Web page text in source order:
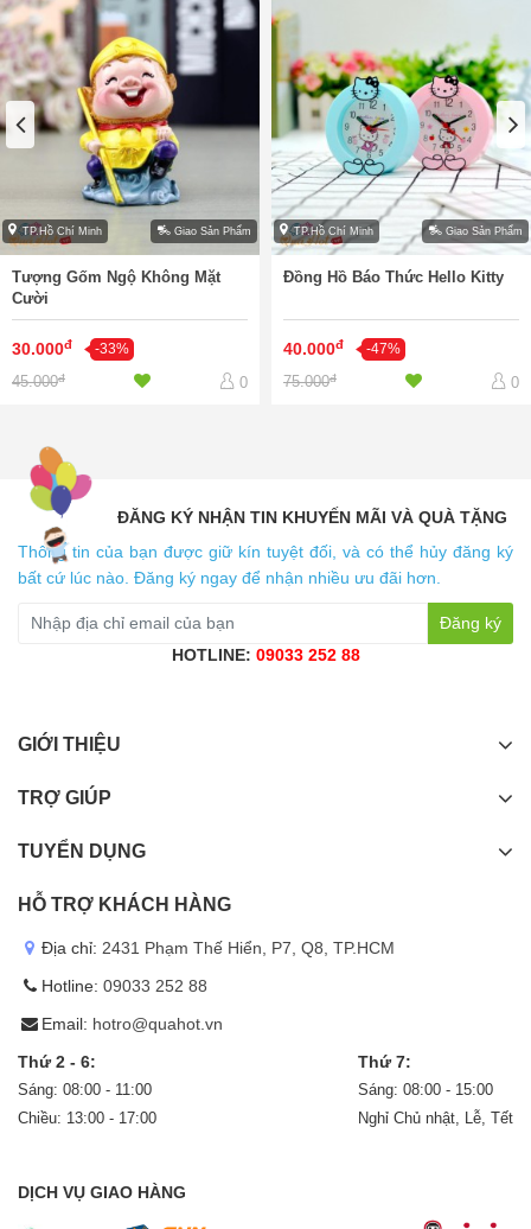
TP.Hồ Chí Minh Giao Sản Phẩm
Tượng Gốm Ngộ Không Mặt
Cười
30.000đ -33%
45.000đ 0
TP.Hồ Chí Minh Giao Sản Phẩm
Đồng Hồ Báo Thức Hello Kitty
40.000đ -47%
75.000đ 0
ĐĂNG KÝ NHẬN TIN KHUYẾN MÃI VÀ QUÀ TẶNG
Thông tin của bạn được giữ kín tuyệt đối, và có thể hủy đăng ký
bất cứ lúc nào. Đăng ký ngay để nhận nhiều ưu đãi hơn.
Đăng ký
HOTLINE: 09033 252 88
GIỚI THIỆU
TRỢ GIÚP
TUYỂN DỤNG
HỖ TRỢ KHÁCH HÀNG
Địa chỉ: 2431 Phạm Thế Hiển, P7, Q8, TP.HCM
Hotline: 09033 252 88
Email: hotro@quahot.vn
Thứ 2 - 6:
Sáng: 08:00 - 11:00
Chiều: 13:00 - 17:00
Thứ 7:
Sáng: 08:00 - 15:00
Nghỉ Chủ nhật, Lễ, Tết
DỊCH VỤ GIAO HÀNG